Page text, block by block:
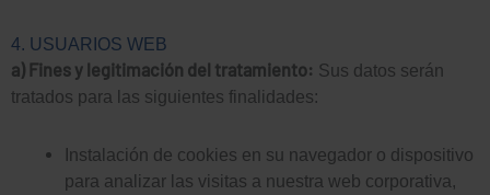
4. USUARIOS WEB
a) Fines y legitimación del tratamiento: Sus datos serán
tratados para las siguientes finalidades:
Instalación de cookies en su navegador o dispositivo
para analizar las visitas a nuestra web corporativa,